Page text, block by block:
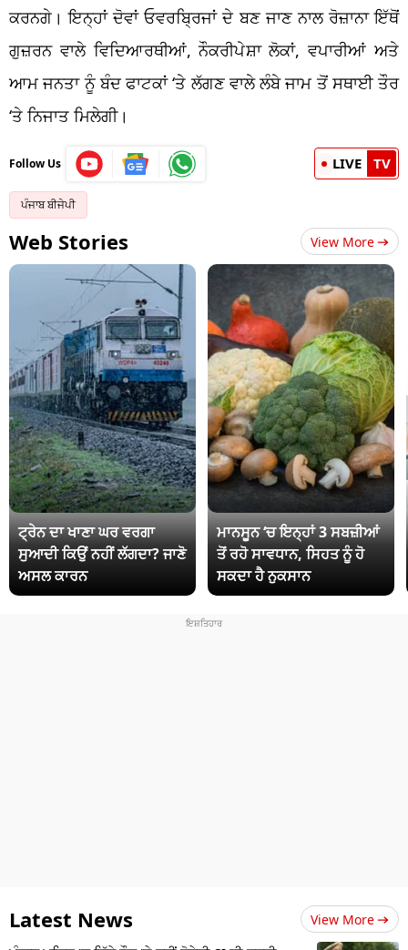
ਕਰਨਗੇ। ਇਨ੍ਹਾਂ ਦੋਵਾਂ ਓਵਰਬ੍ਰਿਜਾਂ ਦੇ ਬਣ ਜਾਣ ਨਾਲ ਰੋਜ਼ਾਨਾ ਇੱਥੋਂ
ਗੁਜ਼ਰਨ ਵਾਲੇ ਵਿਦਿਆਰਥੀਆਂ, ਨੌਕਰੀਪੇਸ਼ਾ ਲੋਕਾਂ, ਵਪਾਰੀਆਂ ਅਤੇ
ਆਮ ਜਨਤਾ ਨੂੰ ਬੰਦ ਫਾਟਕਾਂ ‘ਤੇ ਲੱਗਣ ਵਾਲੇ ਲੰਬੇ ਜਾਮ ਤੋਂ ਸਥਾਈ ਤੌਰ
‘ਤੇ ਨਿਜਾਤ ਮਿਲੇਗੀ।
Follow Us LIVE TV
ਪੰਜਾਬ ਬੀਜੇਪੀ
Web Stories View More
ਟ੍ਰੇਨ ਦਾ ਖਾਣਾ ਘਰ ਵਰਗਾ
ਸੁਆਦੀ ਕਿਉਂ ਨਹੀਂ ਲੱਗਦਾ? ਜਾਣੋ
ਅਸਲ ਕਾਰਨ
ਮਾਨਸੂਨ ‘ਚ ਇਨ੍ਹਾਂ 3 ਸਬਜ਼ੀਆਂ
ਤੋਂ ਰਹੋ ਸਾਵਧਾਨ, ਸਿਹਤ ਨੂੰ ਹੋ
ਸਕਦਾ ਹੈ ਨੁਕਸਾਨ
Latest News View More